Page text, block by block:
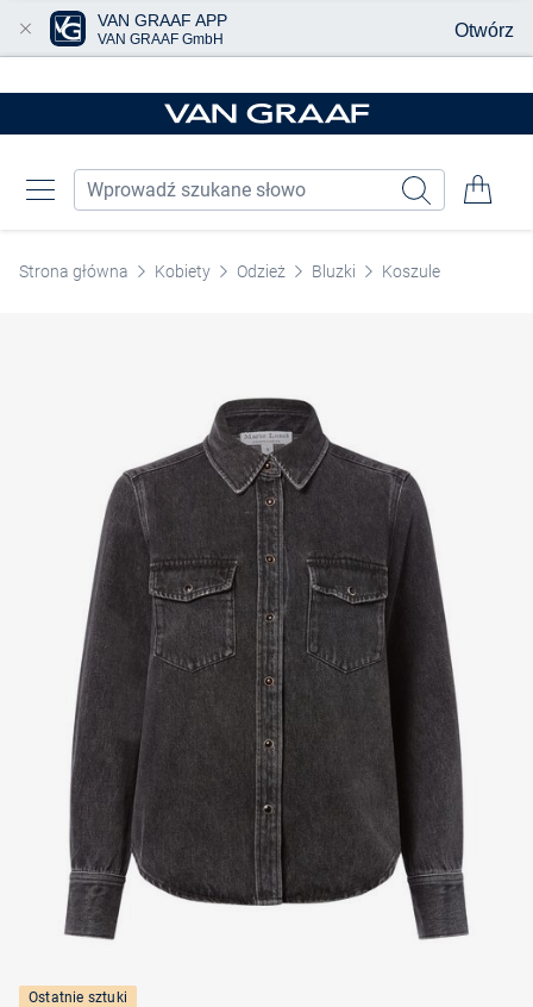
Strona główna Kobiety Odzież Bluzki Koszule
Ostatnie sztuki
VAN GRAAF APP
VAN GRAAF GmbH Otwórz